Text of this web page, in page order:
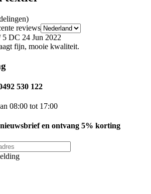
reviews
5 DC 24 Jun 2022
fijn, mooie kwaliteit.
530 122
08:00 tot 17:00
en ontvang 5% korting